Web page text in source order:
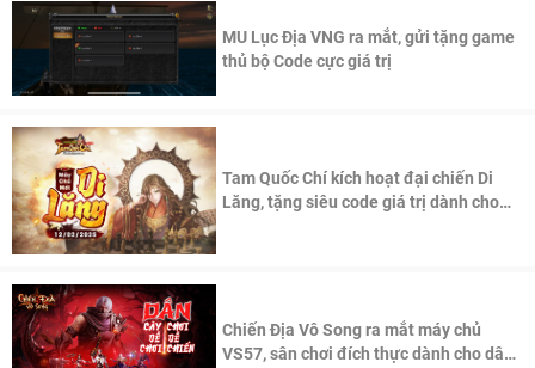
MU Lục Địa VNG ra mắt, gửi tặng game
thủ bộ Code cực giá trị
Tam Quốc Chí kích hoạt đại chiến Di
Lăng, tặng siêu code giá trị dành cho
Chiến Địa Vô Song ra mắt máy chủ
VS57, sân chơi đích thực dành cho dân